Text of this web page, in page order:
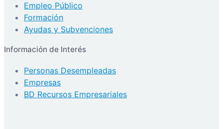
Empleo Público
Formación
Ayudas y Subvenciones
Información de Interés
Personas Desempleadas
Empresas
BD Recursos Empresariales